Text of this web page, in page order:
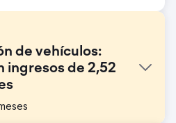
de vehículos:
ingresos de 2,52